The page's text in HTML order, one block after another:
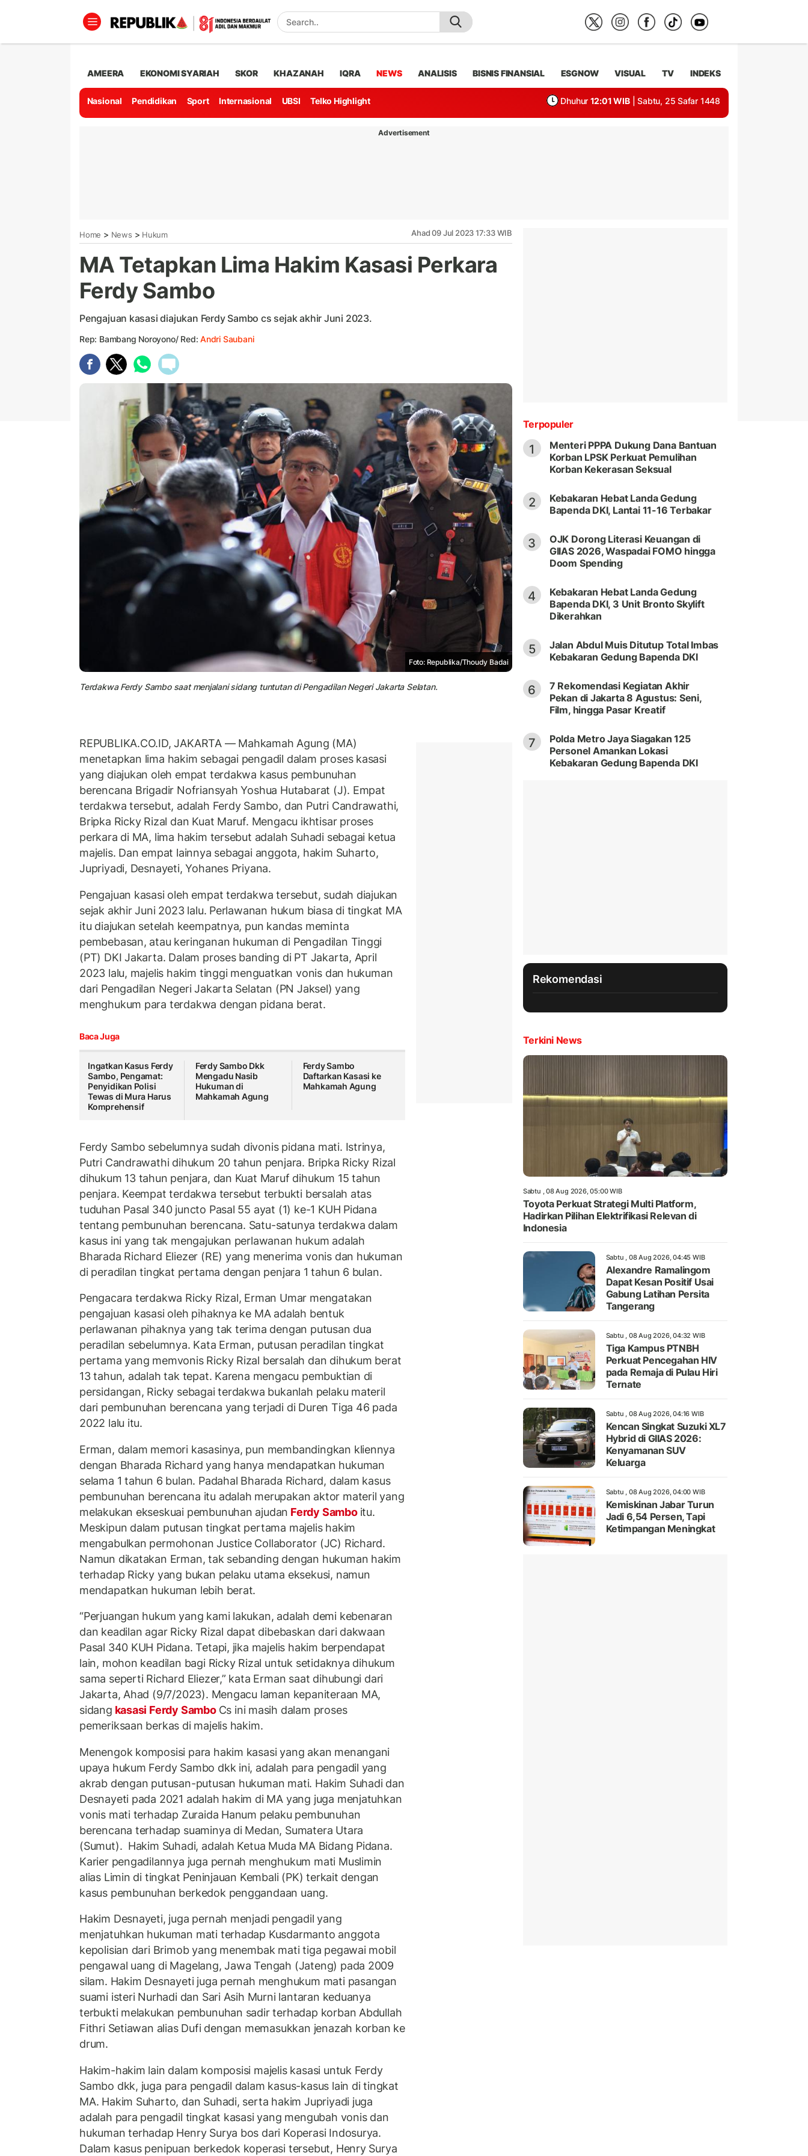
AMEERA EKONOMI SYARIAH SKOR KHAZANAH IQRA NEWS ANALISIS BISNIS FINANSIAL ESGNOW VISUAL TV INDEKS
Nasional Pendidikan Sport Internasional UBSI Telko Highlight Dhuhur 12:01 WIB | Sabtu, 25 Safar 1448
Advertisement
Home > News > Hukum Ahad 09 Jul 2023 17:33 WIB
MA Tetapkan Lima Hakim Kasasi Perkara
Ferdy Sambo
Pengajuan kasasi diajukan Ferdy Sambo cs sejak akhir Juni 2023.
Rep: Bambang Noroyono/ Red:Andri Saubani
Foto: Republika/Thoudy Badai
Terdakwa Ferdy Sambo saat menjalani sidang tuntutan di Pengadilan Negeri Jakarta Selatan.
REPUBLIKA.CO.ID, JAKARTA — Mahkamah Agung (MA)
menetapkan lima hakim sebagai pengadil dalam proses kasasi
yang diajukan oleh empat terdakwa kasus pembunuhan
berencana Brigadir Nofriansyah Yoshua Hutabarat (J). Empat
terdakwa tersebut, adalah Ferdy Sambo, dan Putri Candrawathi,
Bripka Ricky Rizal dan Kuat Maruf. Mengacu ikhtisar proses
perkara di MA, lima hakim tersebut adalah Suhadi sebagai ketua
majelis. Dan empat lainnya sebagai anggota, hakim Suharto,
Jupriyadi, Desnayeti, Yohanes Priyana.
Pengajuan kasasi oleh empat terdakwa tersebut, sudah diajukan
sejak akhir Juni 2023 lalu. Perlawanan hukum biasa di tingkat MA
itu diajukan setelah keempatnya, pun kandas meminta
pembebasan, atau keringanan hukuman di Pengadilan Tinggi
(PT) DKI Jakarta. Dalam proses banding di PT Jakarta, April
2023 lalu, majelis hakim tinggi menguatkan vonis dan hukuman
dari Pengadilan Negeri Jakarta Selatan (PN Jaksel) yang
menghukum para terdakwa dengan pidana berat.
Baca Juga
Ingatkan Kasus Ferdy
Sambo, Pengamat:
Penyidikan Polisi
Tewas di Mura Harus
Komprehensif
Ferdy Sambo Dkk
Mengadu Nasib
Hukuman di
Mahkamah Agung
Ferdy Sambo
Daftarkan Kasasi ke
Mahkamah Agung
Ferdy Sambo sebelumnya sudah divonis pidana mati. Istrinya,
Putri Candrawathi dihukum 20 tahun penjara. Bripka Ricky Rizal
dihukum 13 tahun penjara, dan Kuat Maruf dihukum 15 tahun
penjara. Keempat terdakwa tersebut terbukti bersalah atas
tuduhan Pasal 340 juncto Pasal 55 ayat (1) ke-1 KUH Pidana
tentang pembunuhan berencana. Satu-satunya terdakwa dalam
kasus ini yang tak mengajukan perlawanan hukum adalah
Bharada Richard Eliezer (RE) yang menerima vonis dan hukuman
di peradilan tingkat pertama dengan penjara 1 tahun 6 bulan.
Pengacara terdakwa Ricky Rizal, Erman Umar mengatakan
pengajuan kasasi oleh pihaknya ke MA adalah bentuk
perlawanan pihaknya yang tak terima dengan putusan dua
peradilan sebelumnya. Kata Erman, putusan peradilan tingkat
pertama yang memvonis Ricky Rizal bersalah dan dihukum berat
13 tahun, adalah tak tepat. Karena mengacu pembuktian di
persidangan, Ricky sebagai terdakwa bukanlah pelaku materil
dari pembunuhan berencana yang terjadi di Duren Tiga 46 pada
2022 lalu itu.
Erman, dalam memori kasasinya, pun membandingkan kliennya
dengan Bharada Richard yang hanya mendapatkan hukuman
selama 1 tahun 6 bulan. Padahal Bharada Richard, dalam kasus
pembunuhan berencana itu adalah merupakan aktor materil yang
melakukan ekseskuai pembunuhan ajudan Ferdy Sambo itu.
Meskipun dalam putusan tingkat pertama majelis hakim
mengabulkan permohonan Justice Collaborator (JC) Richard.
Namun dikatakan Erman, tak sebanding dengan hukuman hakim
terhadap Ricky yang bukan pelaku utama eksekusi, namun
mendapatkan hukuman lebih berat.
“Perjuangan hukum yang kami lakukan, adalah demi kebenaran
dan keadilan agar Ricky Rizal dapat dibebaskan dari dakwaan
Pasal 340 KUH Pidana. Tetapi, jika majelis hakim berpendapat
lain, mohon keadilan bagi Ricky Rizal untuk setidaknya dihukum
sama seperti Richard Eliezer,” kata Erman saat dihubungi dari
Jakarta, Ahad (9/7/2023). Mengacu laman kepaniteraan MA,
sidang kasasi Ferdy Sambo Cs ini masih dalam proses
pemeriksaan berkas di majelis hakim.
Menengok komposisi para hakim kasasi yang akan menangani
upaya hukum Ferdy Sambo dkk ini, adalah para pengadil yang
akrab dengan putusan-putusan hukuman mati. Hakim Suhadi dan
Desnayeti pada 2021 adalah hakim di MA yang juga menjatuhkan
vonis mati terhadap Zuraida Hanum pelaku pembunuhan
berencana terhadap suaminya di Medan, Sumatera Utara
(Sumut). Hakim Suhadi, adalah Ketua Muda MA Bidang Pidana.
Karier pengadilannya juga pernah menghukum mati Muslimin
alias Limin di tingkat Peninjauan Kembali (PK) terkait dengan
kasus pembunuhan berkedok penggandaan uang.
Hakim Desnayeti, juga pernah menjadi pengadil yang
menjatuhkan hukuman mati terhadap Kusdarmanto anggota
kepolisian dari Brimob yang menembak mati tiga pegawai mobil
pengawal uang di Magelang, Jawa Tengah (Jateng) pada 2009
silam. Hakim Desnayeti juga pernah menghukum mati pasangan
suami isteri Nurhadi dan Sari Asih Murni lantaran keduanya
terbukti melakukan pembunuhan sadir terhadap korban Abdullah
Fithri Setiawan alias Dufi dengan memasukkan jenazah korban ke
drum.
Hakim-hakim lain dalam komposisi majelis kasasi untuk Ferdy
Sambo dkk, juga para pengadil dalam kasus-kasus lain di tingkat
MA. Hakim Suharto, dan Suhadi, serta hakim Jupriyadi juga
adalah para pengadil tingkat kasasi yang mengubah vonis dan
hukuman terhadap Henry Surya bos dari Koperasi Indosurya.
Dalam kasus penipuan berkedok koperasi tersebut, Henry Surya
Terpopuler
1
Menteri PPPA Dukung Dana Bantuan
Korban LPSK Perkuat Pemulihan
Korban Kekerasan Seksual
2
Kebakaran Hebat Landa Gedung
Bapenda DKI, Lantai 11-16 Terbakar
3
OJK Dorong Literasi Keuangan di
GIIAS 2026, Waspadai FOMO hingga
Doom Spending
4
Kebakaran Hebat Landa Gedung
Bapenda DKI, 3 Unit Bronto Skylift
Dikerahkan
5
Jalan Abdul Muis Ditutup Total Imbas
Kebakaran Gedung Bapenda DKI
6
7 Rekomendasi Kegiatan Akhir
Pekan di Jakarta 8 Agustus: Seni,
Film, hingga Pasar Kreatif
7
Polda Metro Jaya Siagakan 125
Personel Amankan Lokasi
Kebakaran Gedung Bapenda DKI
Rekomendasi
Terkini News
Sabtu , 08 Aug 2026, 05:00 WIB
Toyota Perkuat Strategi Multi Platform,
Hadirkan Pilihan Elektrifikasi Relevan di
Indonesia
Sabtu , 08 Aug 2026, 04:45 WIB
Alexandre Ramalingom
Dapat Kesan Positif Usai
Gabung Latihan Persita
Tangerang
Sabtu , 08 Aug 2026, 04:32 WIB
Tiga Kampus PTNBH
Perkuat Pencegahan HIV
pada Remaja di Pulau Hiri
Ternate
Sabtu , 08 Aug 2026, 04:16 WIB
Kencan Singkat Suzuki XL7
Hybrid di GIIAS 2026:
Kenyamanan SUV
Keluarga
Sabtu , 08 Aug 2026, 04:00 WIB
Kemiskinan Jabar Turun
Jadi 6,54 Persen, Tapi
Ketimpangan Meningkat